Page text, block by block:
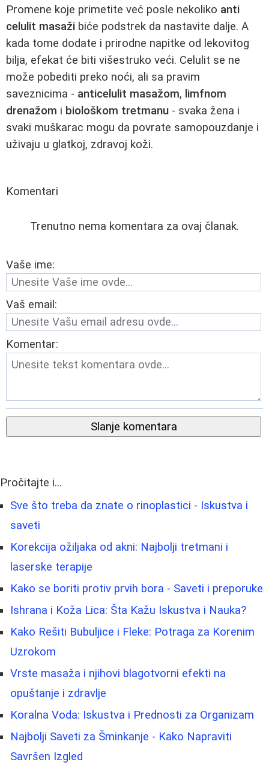
Promene koje primetite već posle nekoliko anti
celulit masaži biće podstrek da nastavite dalje. A
kada tome dodate i prirodne napitke od lekovitog
bilja, efekat će biti višestruko veći. Celulit se ne
može pobediti preko noći, ali sa pravim
saveznicima - anticelulit masažom, limfnom
drenažom i biološkom tretmanu - svaka žena i
svaki muškarac mogu da povrate samopouzdanje i
uživaju u glatkoj, zdravoj koži.
Komentari
Trenutno nema komentara za ovaj članak.
Vaše ime:
Vaš email:
Komentar:
Slanje komentara
Pročitajte i...
Sve što treba da znate o rinoplastici - Iskustva i
saveti
Korekcija ožiljaka od akni: Najbolji tretmani i
laserske terapije
Kako se boriti protiv prvih bora - Saveti i preporuke
Ishrana i Koža Lica: Šta Kažu Iskustva i Nauka?
Kako Rešiti Bubuljice i Fleke: Potraga za Korenim
Uzrokom
Vrste masaža i njihovi blagotvorni efekti na
opuštanje i zdravlje
Koralna Voda: Iskustva i Prednosti za Organizam
Najbolji Saveti za Šminkanje - Kako Napraviti
Savršen Izgled